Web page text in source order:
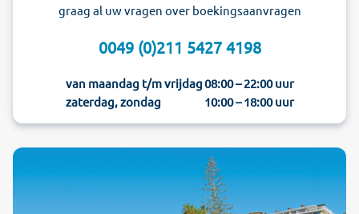
graag al uw vragen over boekingsaanvragen
0049 (0)211 5427 4198
van maandag t/m vrijdag08:00 – 22:00 uur
zaterdag, zondag
10:00 – 18:00 uur